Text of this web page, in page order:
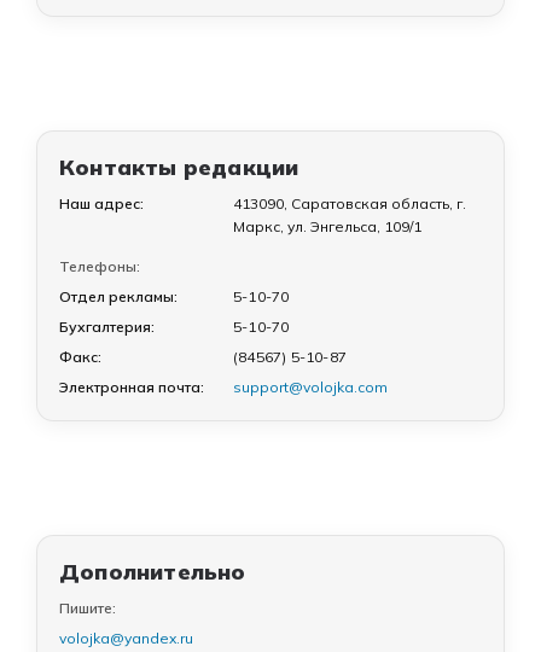
Контакты редакции
Наш адрес:
413090, Саратовская область, г.
Маркс, ул. Энгельса, 109/1
Телефоны:
Отдел рекламы:
5-10-70
Бухгалтерия:
5-10-70
Факс:
(84567) 5-10-87
Электронная почта:
support@volojka.com
Дополнительно
Пишите:
volojka@yandex.ru